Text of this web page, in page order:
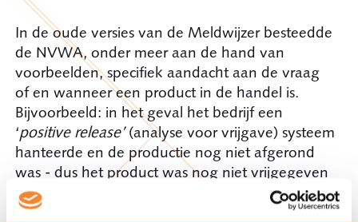
In de oude versies van de Meldwijzer besteedde
de NVWA, onder meer aan de hand van
voorbeelden, specifiek aandacht aan de vraag
of en wanneer een product in de handel is.
Bijvoorbeeld: in het geval het bedrijf een
‘positive release’(analyse voor vrijgave) systeem
hanteerde en de productie nog niet afgerond
was - dus het product was nog niet vrijgegeven
omwille van nog niet afgeronde analyses - dan
was het product nog niet in de handel en was er